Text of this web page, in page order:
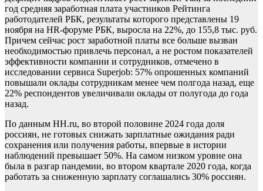
год средняя заработная плата участников Рейтинга
работодателей РБК, результаты которого представлены 19
ноября на HR-форуме РБК, выросла на 22%, до 155,8 тыс. руб.
Причем сейчас рост заработной платы все больше вызван
необходимостью привлечь персонал, а не ростом показателей
эффективности компании и сотрудников, отмечено в
исследовании сервиса Superjob: 57% опрошенных компаний
повышали оклады сотрудникам менее чем полгода назад, еще
22% респондентов увеличивали оклады от полугода до года
назад.
По данным HH.ru, во второй половине 2024 года доля
россиян, не готовых снижать зарплатные ожидания ради
сохранения или получения работы, впервые в истории
наблюдений превышает 50%. На самом низком уровне она
была в разгар пандемии, во втором квартале 2020 года, когда
работать за сниженную зарплату соглашались 30% россиян.